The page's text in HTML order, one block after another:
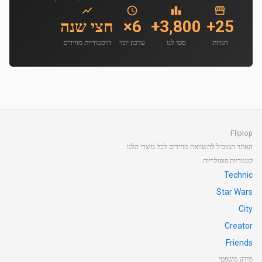
25+
חנויות
3,800+
סטי לגו
6×
עדכון יומי
חצי שנה
היסטוריית מחירים
Fliplop
האתר המוביל להשוואת מחירים לכל מוצרי הלגו
קטגוריות פופולריות
Technic
Star Wars
City
Creator
Friends
מידע משפטי